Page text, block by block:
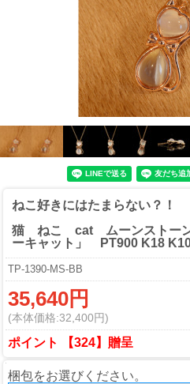
ねこ好きにはたまらない？！
猫 ねこ cat ムーンストーン
ーキャット」 PT900 K18
TP-1390-MS-BB
35,640円
(本体価格:32,400円)
ポイント 【324】贈呈
梱包をお選びください。